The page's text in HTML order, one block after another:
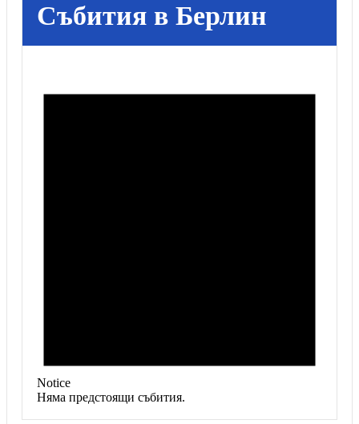
Събития в Берлин
Notice
Няма предстоящи събития.